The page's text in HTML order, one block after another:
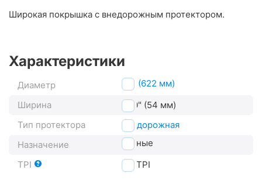
Широкая покрышка с внедорожным протектором.
Характеристики
Диаметр
29" (622 мм)
Ширина
2.10" (54 мм)
Тип протектора
внедорожная
Назначение
горные
TPI
27 TPI